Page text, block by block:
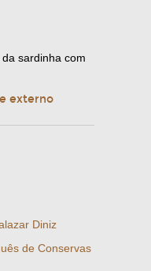
sardinha com
externo
Diniz
de Conservas